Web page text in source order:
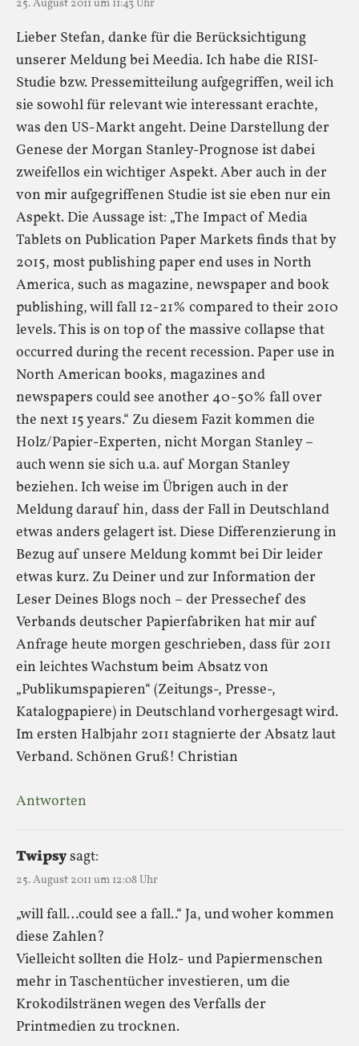
25. August 2011 um 11:43 Uhr
Lieber Stefan, danke für die Berücksichtigung
unserer Meldung bei Meedia. Ich habe die RISI-
Studie bzw. Pressemitteilung aufgegriffen, weil ich
sie sowohl für relevant wie interessant erachte,
was den US-Markt angeht. Deine Darstellung der
Genese der Morgan Stanley-Prognose ist dabei
zweifellos ein wichtiger Aspekt. Aber auch in der
von mir aufgegriffenen Studie ist sie eben nur ein
Aspekt. Die Aussage ist: „The Impact of Media
Tablets on Publication Paper Markets finds that by
2015, most publishing paper end uses in North
America, such as magazine, newspaper and book
publishing, will fall 12-21% compared to their 2010
levels. This is on top of the massive collapse that
occurred during the recent recession. Paper use in
North American books, magazines and
newspapers could see another 40-50% fall over
the next 15 years.“ Zu diesem Fazit kommen die
Holz/Papier-Experten, nicht Morgan Stanley –
auch wenn sie sich u.a. auf Morgan Stanley
beziehen. Ich weise im Übrigen auch in der
Meldung darauf hin, dass der Fall in Deutschland
etwas anders gelagert ist. Diese Differenzierung in
Bezug auf unsere Meldung kommt bei Dir leider
etwas kurz. Zu Deiner und zur Information der
Leser Deines Blogs noch – der Pressechef des
Verbands deutscher Papierfabriken hat mir auf
Anfrage heute morgen geschrieben, dass für 2011
ein leichtes Wachstum beim Absatz von
„Publikumspapieren“ (Zeitungs-, Presse-,
Katalogpapiere) in Deutschland vorhergesagt wird.
Im ersten Halbjahr 2011 stagnierte der Absatz laut
Verband. Schönen Gruß! Christian
Antworten
Twipsysagt:
25. August 2011 um 12:08 Uhr
„will fall…could see a fall..“ Ja, und woher kommen
diese Zahlen?
Vielleicht sollten die Holz- und Papiermenschen
mehr in Taschentücher investieren, um die
Krokodilstränen wegen des Verfalls der
Printmedien zu trocknen.